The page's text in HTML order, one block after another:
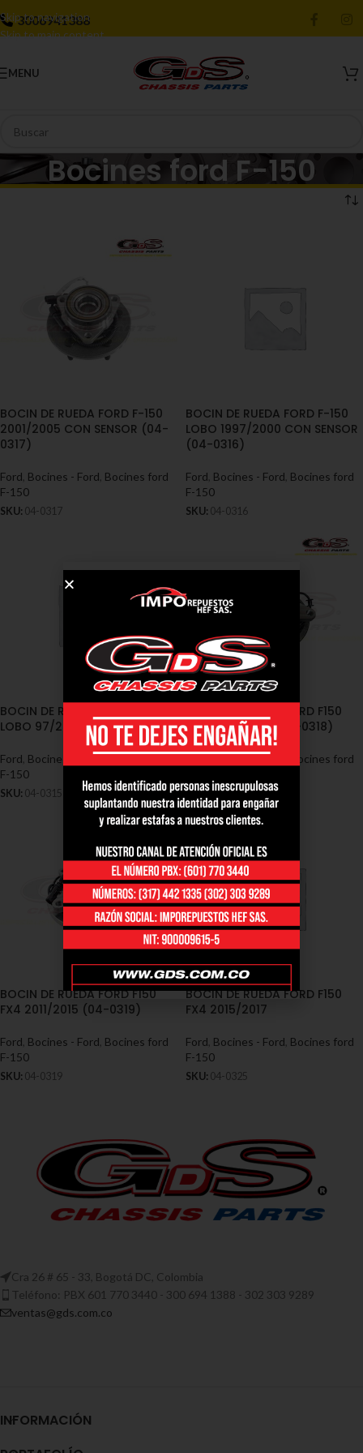
Skip to navigation
Skip to main content
3006941388
MENU
Bocines ford F-150
BOCIN DE RUEDA FORD F-150
2001/2005 CON SENSOR (04-
0317)
Ford Bocines - Ford Bocines ford
F-150
SKU: 04-0317
BOCIN DE RUEDA FORD F-150
LOBO 1997/2000 CON SENSOR
(04-0316)
Ford Bocines - Ford Bocines ford
F-150
SKU: 04-0316
BOCIN DE RUEDA FORD F-150
LOBO 97/2000 SIN SENSOR
Ford Bocines - Ford,Bocines ford
F-150
SKU: 04-0315
BOCIN DE RUEDA FORD F150
FX4 2005/2010 (04-0318)
Ford,Bocines - Ford
Bocines ford
SKU: 04-0318
BOCIN DE RUEDA FORD F150
FX4 2011/2015 (04-0319)
Ford Bocines - Ford Bocines ford
F-150
SKU: 04-0319
BOCIN DE RUEDA FORD F150
FX4 2015/2017
Ford Bocines - Ford Bocines ford
F-150
SKU: 04-0325
Cra 26 # 65 - 33, Bogotá DC, Colombia
Teléfono: PBX 601 770 3440 - 300 694 1388 - 302 303 9289
ventas@gds.com.co
INFORMACIÓN